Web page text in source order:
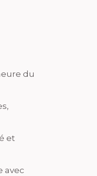
du
et
avec